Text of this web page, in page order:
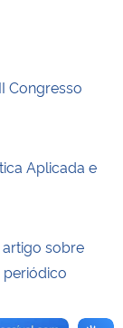
Congresso
Aplicada e
artigo sobre